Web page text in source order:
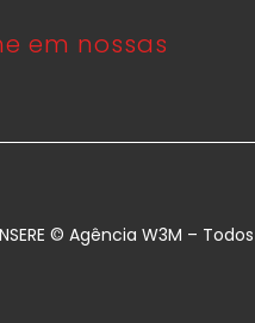
em nossas
© Agência W3M –